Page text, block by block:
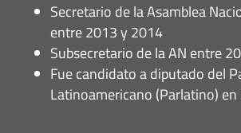
Secretario de la Asamblea
entre 2013 y 2014
Subsecretario de la AN entre
Fue candidato a diputado del
Latinoamericano (Parlatino)